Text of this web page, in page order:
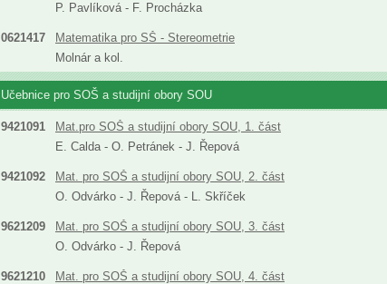
P. Pavlíková - F. Procházka
0621417
Matematika pro SŠ - Stereometrie
Molnár a kol.
Učebnice pro SOŠ a studijní obory SOU
9421091
Mat.pro SOŠ a studijní obory SOU, 1. část
E. Calda - O. Petránek - J. Řepová
9421092
Mat. pro SOŠ a studijní obory SOU, 2. část
O. Odvárko - J. Řepová - L. Skříček
9621209
Mat. pro SOŠ a studijní obory SOU, 3. část
O. Odvárko - J. Řepová
9621210
Mat. pro SOŠ a studijní obory SOU, 4. část